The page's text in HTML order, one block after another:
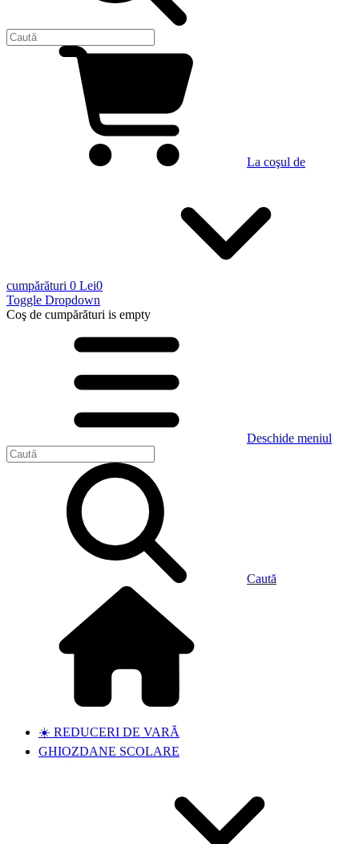
La coşul de
cumpărături 0 Lei0
Toggle Dropdown
Coş de cumpărături is empty
Deschide meniul
Caută
☀️ REDUCERI DE VARĂ
GHIOZDANE SCOLARE